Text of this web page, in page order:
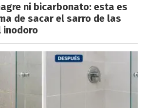
ni bicarbonato: esta es
de sacar el sarro de las
inodoro